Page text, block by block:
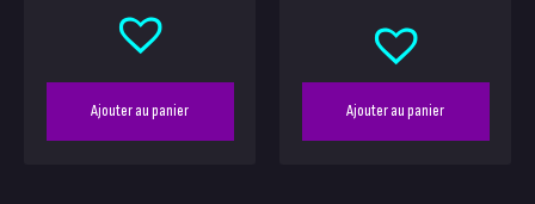
Ajouter au panier Ajouter au panier